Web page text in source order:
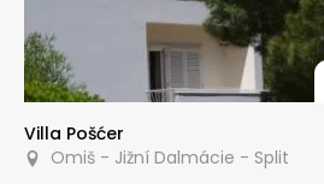
Villa Pošćer
Omiš - Jižní Dalmácie - Split